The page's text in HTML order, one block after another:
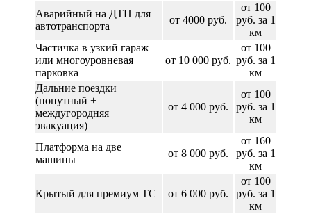
Аварийный на ДТП для
автотранспорта
от 4000 руб.
от 100
руб. за 1
км
Частичка в узкий гараж
или многоуровневая
парковка
от 10 000 руб.
от 100
руб. за 1
км
Дальние поездки
(попутный +
междугородняя
эвакуация)
от 4 000 руб.
от 100
руб. за 1
км
Платформа на две
машины
от 8 000 руб.
от 160
руб. за 1
км
Крытый для премиум ТС от 6 000 руб.
от 100
руб. за 1
км